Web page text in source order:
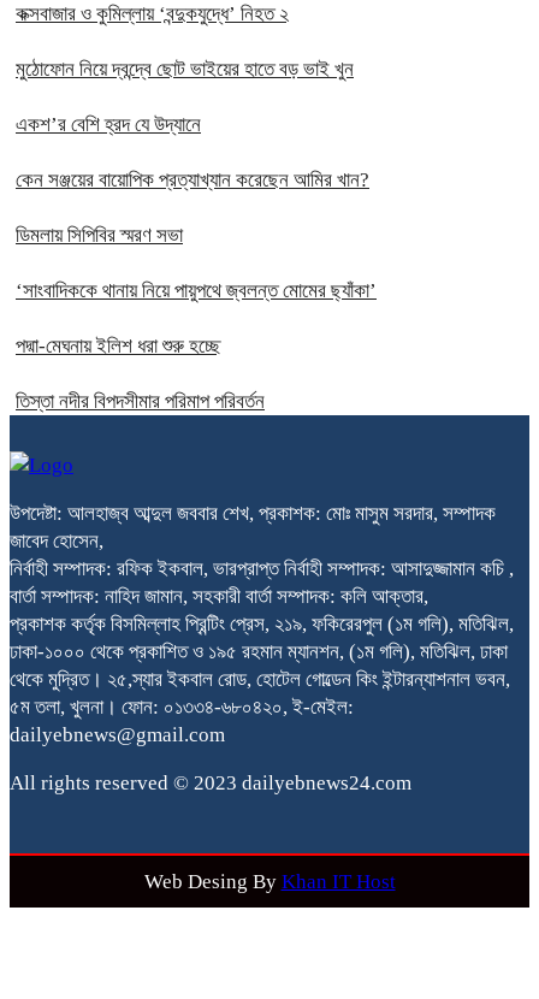
কক্সবাজার ও কুমিল্লায় ‘বন্দুকযুদ্ধে’ নিহত ২
মুঠোফোন নিয়ে দ্বন্দ্বে ছোট ভাইয়ের হাতে বড় ভাই খুন
একশ’র বেশি হ্রদ যে উদ্যানে
কেন সঞ্জয়ের বায়োপিক প্রত্যাখ্যান করেছেন আমির খান?
ডিমলায় সিপিবির স্মরণ সভা
‘সাংবাদিককে থানায় নিয়ে পায়ুপথে জ্বলন্ত মোমের ছ্যাঁকা’
পদ্মা-মেঘনায় ইলিশ ধরা শুরু হচ্ছে
তিস্তা নদীর বিপদসীমার পরিমাপ পরিবর্তন
উপদেষ্টা: আলহাজ্ব আব্দুল জববার শেখ, প্রকাশক: মোঃ মাসুম সরদার, সম্পাদক
জাবেদ হোসেন,
নির্বাহী সম্পাদক: রফিক ইকবাল, ভারপ্রাপ্ত নির্বাহী সম্পাদক: আসাদুজ্জামান কচি ,
বার্তা সম্পাদক: নাহিদ জামান, সহকারী বার্তা সম্পাদক: কলি আক্তার,
প্রকাশক কর্তৃক বিসমিল্লাহ প্রিন্টিং প্রেস, ২১৯, ফকিরেরপুল (১ম গলি), মতিঝিল,
ঢাকা-১০০০ থেকে প্রকাশিত ও ১৯৫ রহমান ম্যানশন, (১ম গলি), মতিঝিল, ঢাকা
থেকে মুদ্রিত। ২৫,স্যার ইকবাল রোড, হোটেল গোল্ডেন কিং ইন্টারন্যাশনাল ভবন,
৫ম তলা, খুলনা। ফোন: ০১৩৩৪-৬৮০৪২০, ই-মেইল:
dailyebnews@gmail.com
All rights reserved © 2023 dailyebnews24.com
Web Desing By Khan IT Host